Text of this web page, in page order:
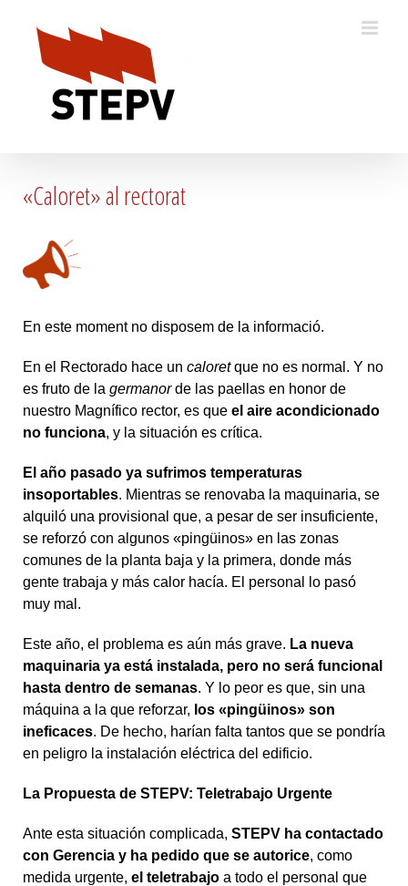
content
«Caloret» al rectorat
En este moment no disposem de la informació.
En el Rectorado hace un caloretque no es normal. Y no
es fruto de la germanorde las paellas en honor de
nuestro Magnífico rector, es que el aire acondicionado
no funciona, y la situación es crítica.
El año pasado ya sufrimos temperaturas
insoportables. Mientras se renovaba la maquinaria, se
alquiló una provisional que, a pesar de ser insuficiente,
se reforzó con algunos «pingüinos» en las zonas
comunes de la planta baja y la primera, donde más
gente trabaja y más calor hacía. El personal lo pasó
muy mal.
Este año, el problema es aún más grave. La nueva
maquinaria ya está instalada, pero no será funcional
hasta dentro de semanas. Y lo peor es que, sin una
máquina a la que reforzar, los «pingüinos» son
ineficaces. De hecho, harían falta tantos que se pondría
en peligro la instalación eléctrica del edificio.
La Propuesta de STEPV: Teletrabajo Urgente
Ante esta situación complicada, STEPV ha contactado
con Gerencia y ha pedido que se autorice, como
medida urgente, el teletrabajo a todo el personal que